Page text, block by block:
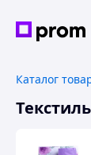
Каталог